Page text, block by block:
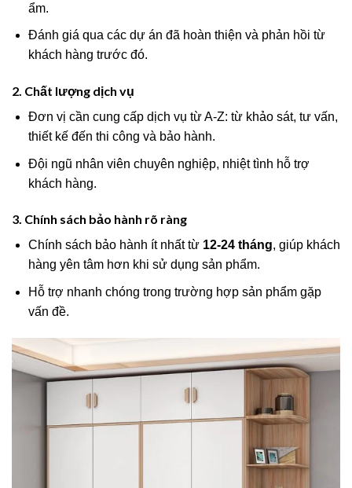
ẩm.
Đánh giá qua các dự án đã hoàn thiện và phản hồi từ
khách hàng trước đó.
2. Chất lượng dịch vụ
Đơn vị cần cung cấp dịch vụ từ A-Z: từ khảo sát, tư vấn,
thiết kế đến thi công và bảo hành.
Đội ngũ nhân viên chuyên nghiệp, nhiệt tình hỗ trợ
khách hàng.
3. Chính sách bảo hành rõ ràng
Chính sách bảo hành ít nhất từ 12-24 tháng, giúp khách
hàng yên tâm hơn khi sử dụng sản phẩm.
Hỗ trợ nhanh chóng trong trường hợp sản phẩm gặp
vấn đề.